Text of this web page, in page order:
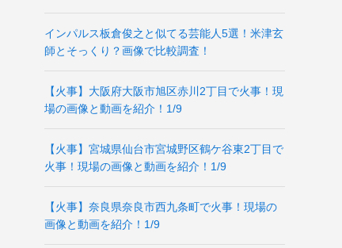
インパルス板倉俊之と似てる芸能人5選！米津玄
師とそっくり？画像で比較調査！
【火事】大阪府大阪市旭区赤川2丁目で火事！現
場の画像と動画を紹介！1/9
【火事】宮城県仙台市宮城野区鶴ケ谷東2丁目で
火事！現場の画像と動画を紹介！1/9
【火事】奈良県奈良市西九条町で火事！現場の
画像と動画を紹介！1/9